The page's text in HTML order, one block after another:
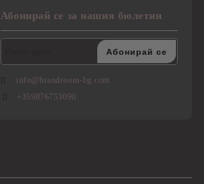
Абонирай се за нашия бюлетин
info@brandroom-bg.com
+359876753090